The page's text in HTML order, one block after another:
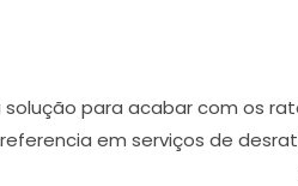
solução para acabar com os
em serviços de